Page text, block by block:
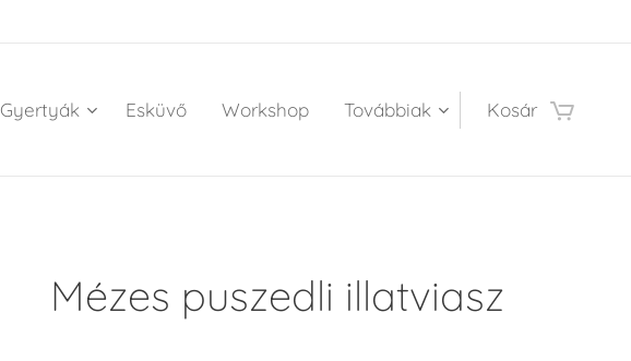
Gyertyák Esküvő Workshop Továbbiak Kosár
Mézes puszedli illatviasz